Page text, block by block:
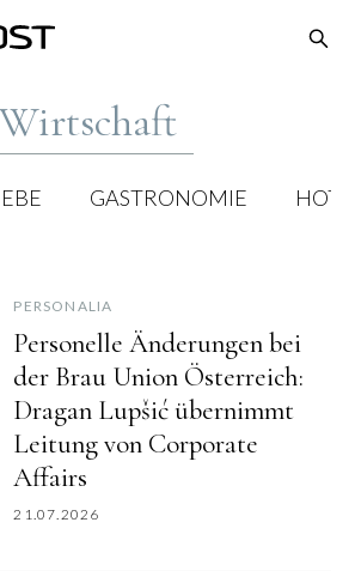
Wirtschaft
GASTRONOMIE
PERSONALIA
Personelle Änderungen bei
der Brau Union Österreich:
Dragan Lupšić übernimmt
Leitung von Corporate
Affairs
21.07.2026